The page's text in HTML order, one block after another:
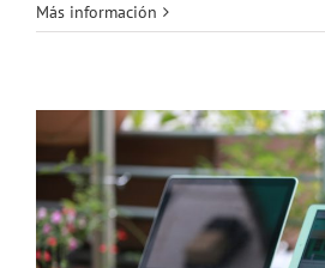
Más información